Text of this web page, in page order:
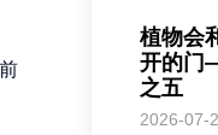
植物会
开的门
之五
2026-07-